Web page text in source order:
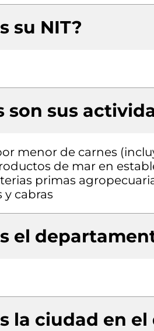
su NIT?
son sus
menor de carnes
de mar en
primas
y cabras
el
la ciudad en